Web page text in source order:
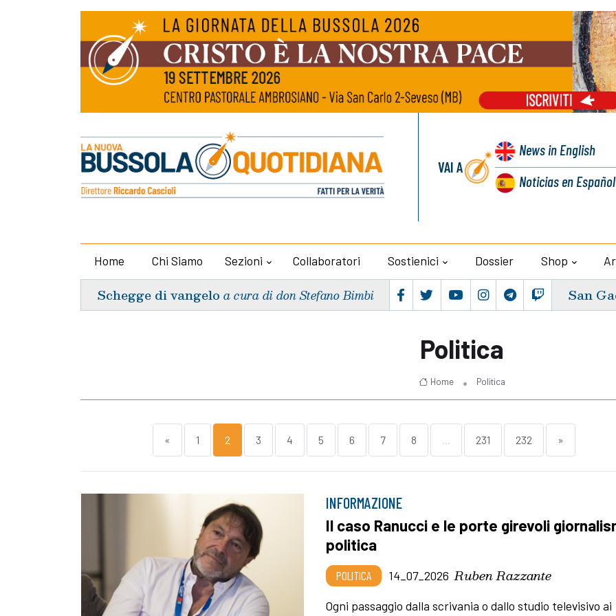
VAI A
Newsin English
Noticiasen Español
Home Chi Siamo Sezioni Collaboratori Sostienici Dossier Shop
Schegge di vangelo a cura di don Stefano Bimbi San
Politica
Home Politica
« 1 2 3 4 5 6 7 8 ... 231 232 »
INFORMAZIONE
Il caso Ranucci e le porte girevoli
politica
POLITICA 14_07_2026 Ruben Razzante
Ogni passaggio dalla scrivania o dallo studio televisivo ai